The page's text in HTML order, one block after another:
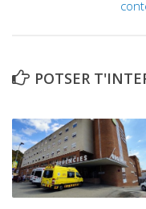
POTSER